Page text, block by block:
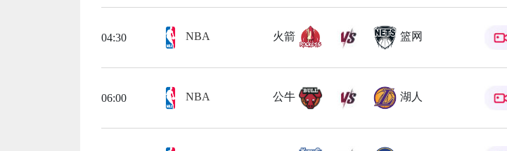
04:30 NBA 火箭 篮网
06:00 NBA 公牛 湖人